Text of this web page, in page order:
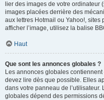
lier des images de votre ordinateur
images placées derrière des
aux lettres Hotmail ou Yahoo!, sites
afficher l’image, utilisez la balise
Haut
Que sont les annonces globales ?
Les annonces globales
devez lire dès que possible. Elles
dans votre panneau de
globales dépend des permissions